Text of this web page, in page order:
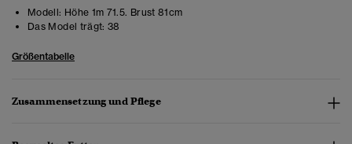
Modell: Höhe 1m 71.5. Brust 81cm
Das Model trägt: 38
Größentabelle
Zusammensetzung und Pflege